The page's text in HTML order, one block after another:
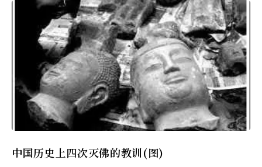
中国历史上四次灭佛的教训(图)